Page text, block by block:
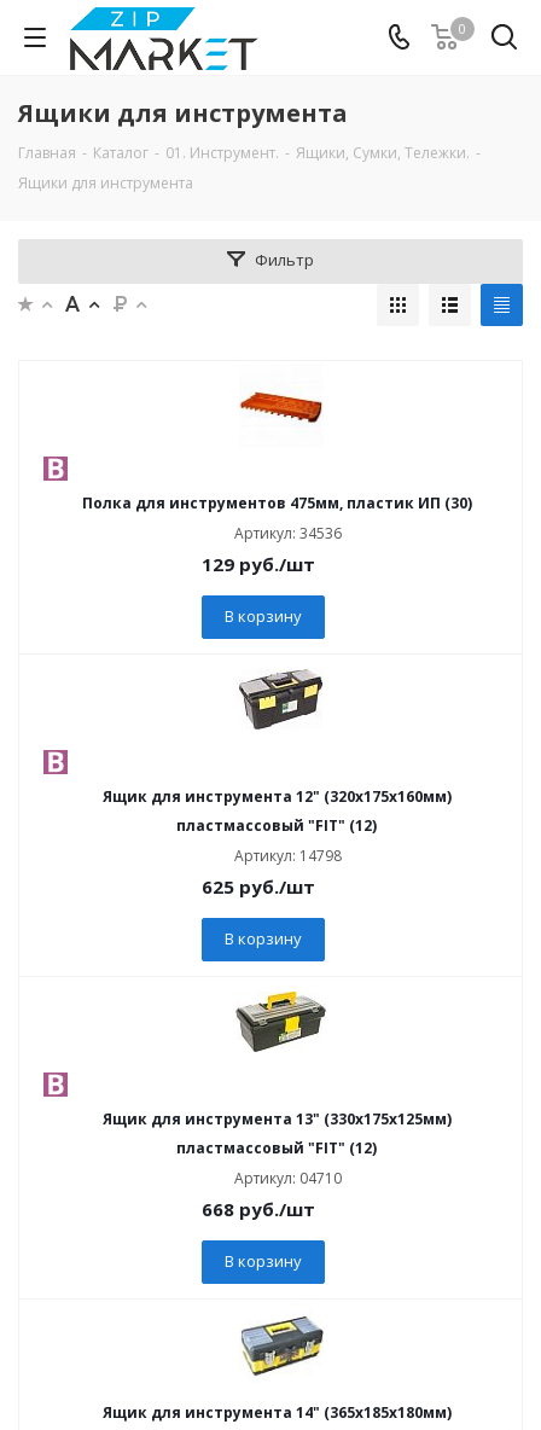
0
Ящики для инструмента
Главная - Каталог - 01. Инструмент. - Ящики, Сумки, Тележки. -
Ящики для инструмента
Фильтр
Полка для инструментов 475мм, пластик ИП (30)
Артикул: 34536
129 руб./шт
В корзину
Ящик для инструмента 12" (320х175х160мм)
пластмассовый "FIT" (12)
Артикул: 14798
625 руб./шт
В корзину
Ящик для инструмента 13" (330х175х125мм)
пластмассовый "FIT" (12)
Артикул: 04710
668 руб./шт
В корзину
Ящик для инструмента 14" (365х185х180мм)